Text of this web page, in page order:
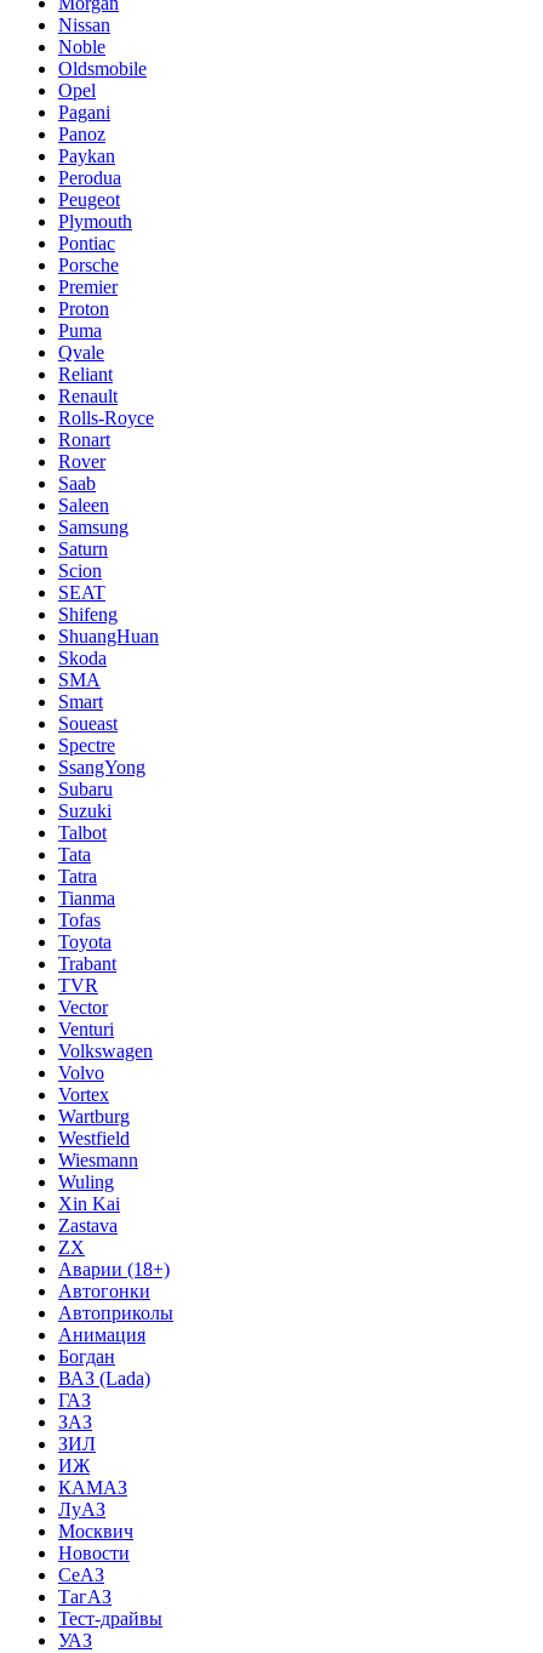
Nissan
Noble
Oldsmobile
Opel
Pagani
Panoz
Paykan
Perodua
Peugeot
Plymouth
Pontiac
Porsche
Premier
Proton
Puma
Qvale
Reliant
Renault
Rolls-Royce
Ronart
Rover
Saab
Saleen
Samsung
Saturn
Scion
SEAT
Shifeng
ShuangHuan
Skoda
SMA
Smart
Soueast
Spectre
SsangYong
Subaru
Suzuki
Talbot
Tata
Tatra
Tianma
Tofas
Toyota
Trabant
TVR
Vector
Venturi
Volkswagen
Volvo
Vortex
Wartburg
Westfield
Wiesmann
Wuling
Xin Kai
Zastava
ZX
Аварии (18+)
Автогонки
Автоприколы
Анимация
Богдан
ВАЗ (Lada)
ГАЗ
ЗАЗ
ЗИЛ
ИЖ
КАМАЗ
ЛуАЗ
Москвич
Новости
СеАЗ
ТагАЗ
Тест-драйвы
УАЗ